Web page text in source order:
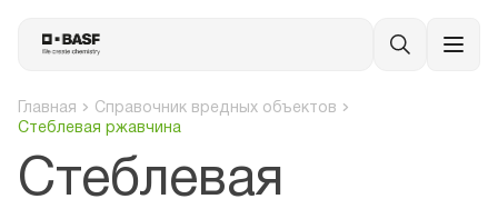
Главная
Справочник вредных объектов
Стеблевая ржавчина
Стеблевая